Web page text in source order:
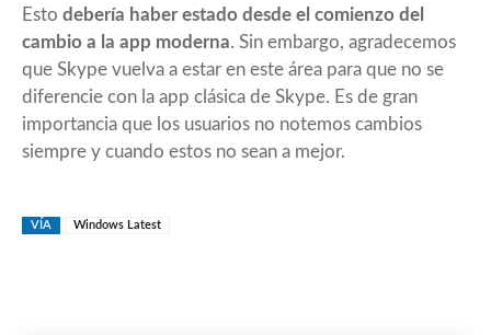
Esto debería haber estado desde el comienzo del
cambio a la app moderna. Sin embargo, agradecemos
que Skype vuelva a estar en este área para que no se
diferencie con la app clásica de Skype. Es de gran
importancia que los usuarios no notemos cambios
siempre y cuando estos no sean a mejor.
VÍA Windows Latest